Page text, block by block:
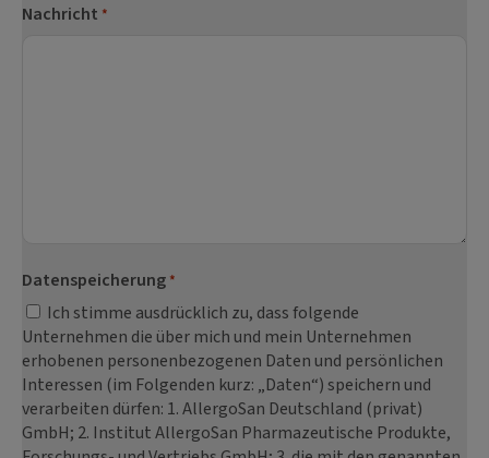
Nachricht *
Datenspeicherung *
Ich stimme ausdrücklich zu, dass folgende
Unternehmen die über mich und mein Unternehmen
erhobenen personenbezogenen Daten und persönlichen
Interessen (im Folgenden kurz: „Daten“) speichern und
verarbeiten dürfen: 1. AllergoSan Deutschland (privat)
GmbH; 2. Institut AllergoSan Pharmazeutische Produkte,